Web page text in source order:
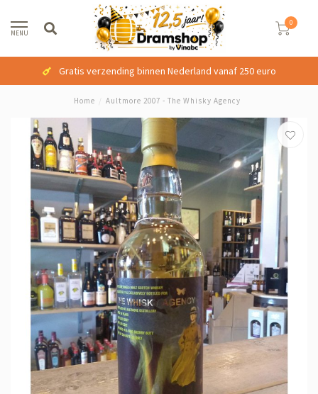
MENU
0
Gratis verzending binnen Nederland vanaf 250 euro
Home Aultmore 2007 - The Whisky Agency